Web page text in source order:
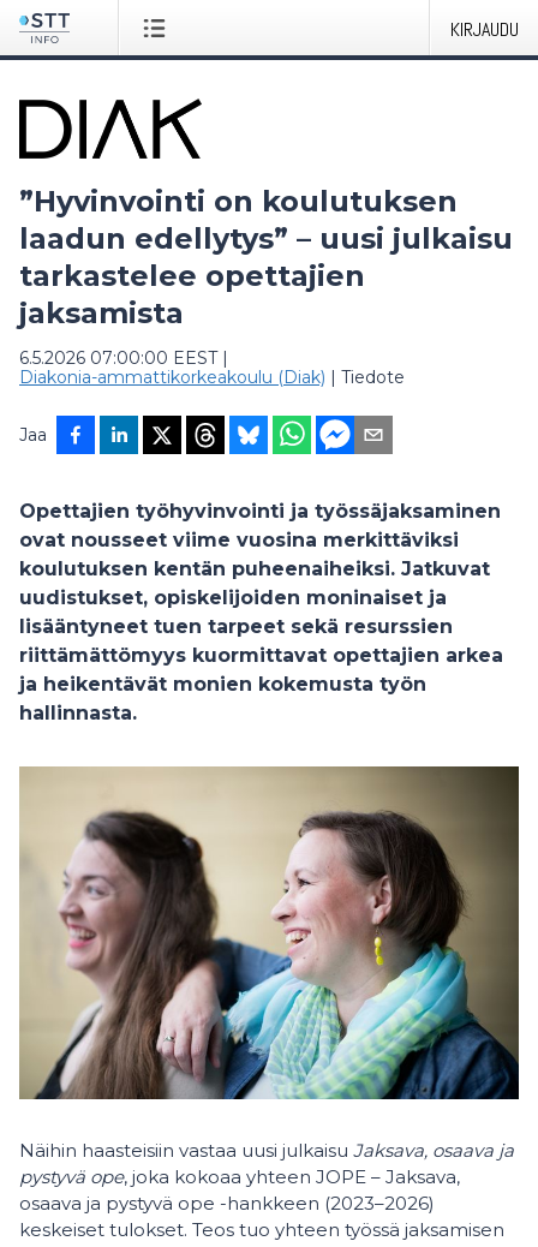
KIRJAUDU
”Hyvinvointi on koulutuksen
laadun edellytys” – uusi julkaisu
tarkastelee opettajien
jaksamista
6.5.2026 07:00:00 EEST|
Diakonia-ammattikorkeakoulu (Diak) | Tiedote
Jaa
Opettajien työhyvinvointi ja työssäjaksaminen
ovat nousseet viime vuosina merkittäviksi
koulutuksen kentän puheenaiheiksi. Jatkuvat
uudistukset, opiskelijoiden moninaiset ja
lisääntyneet tuen tarpeet sekä resurssien
riittämättömyys kuormittavat opettajien arkea
ja heikentävät monien kokemusta työn
hallinnasta.
Näihin haasteisiin vastaa uusi julkaisu Jaksava, osaava ja
pystyvä ope, joka kokoaa yhteen JOPE – Jaksava,
osaava ja pystyvä ope -hankkeen (2023–2026)
keskeiset tulokset. Teos tuo yhteen työssä jaksamisen